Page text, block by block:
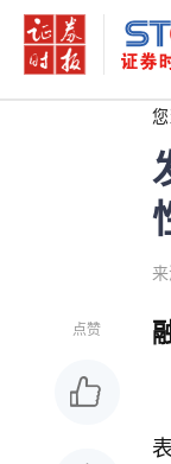
点赞